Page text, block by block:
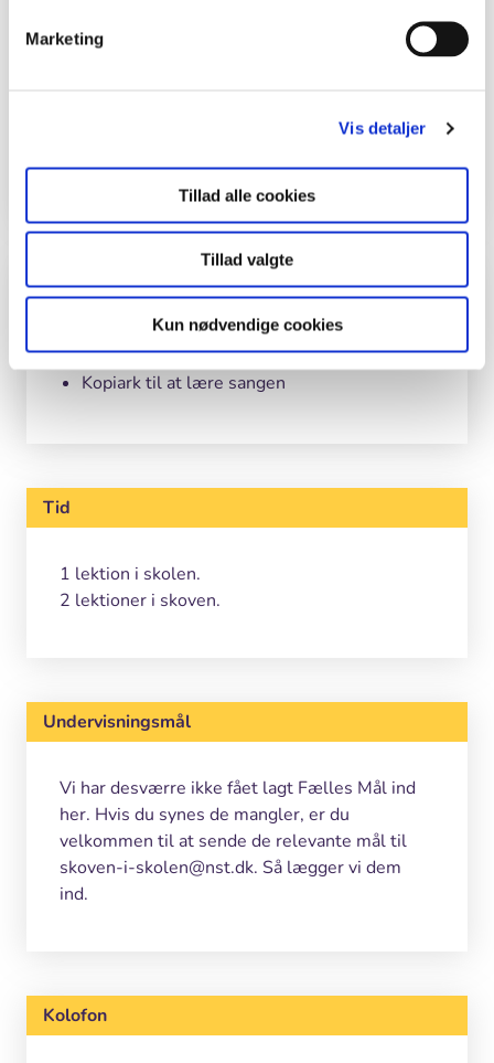
Marketing
Vis detaljer
Tillad alle cookies
Tillad valgte
Kun nødvendige cookies
Grej
Poser
Kopiark til at lære sangen
Tid
1 lektion i skolen.
2 lektioner i skoven.
Undervisningsmål
Vi har desværre ikke fået lagt Fælles Mål ind
her. Hvis du synes de mangler, er du
velkommen til at sende de relevante mål til
skoven-i-skolen@nst.dk. Så lægger vi dem
ind.
Kolofon